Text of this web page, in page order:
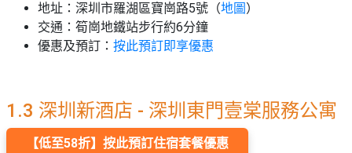
地址：深圳市羅湖區寶崗路5號（地圖 ）
交通：筍崗地鐵站步行約6分鐘
優惠及預訂： 按此預訂即享優惠
1.3 深圳新酒店 - 深圳東門壹棠服務公寓
【低至58折】按此預訂住宿套餐優惠